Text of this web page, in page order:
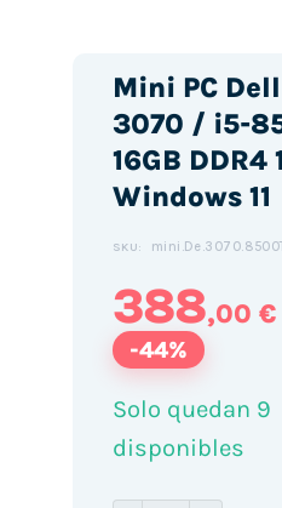
Mini PC
3070 / i5-
16GB DDR4
Windows 11
SKU:
388,00 €
-44%
Solo quedan 9
disponibles